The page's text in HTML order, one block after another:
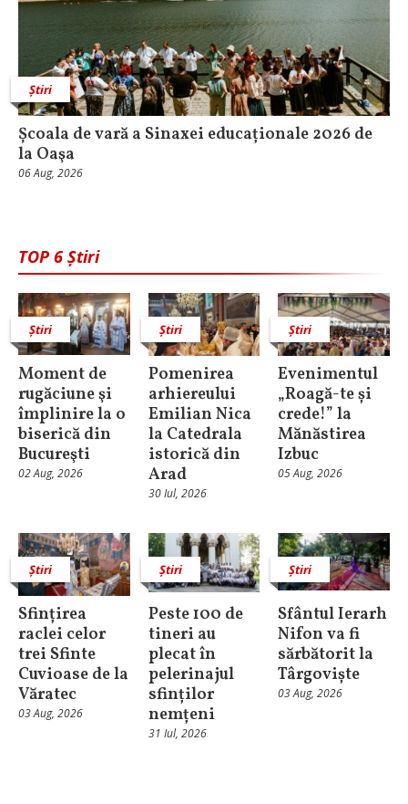
Știri
Școala de vară a Sinaxei educaționale 2026 de
la Oaşa
06 Aug, 2026
TOP 6 Știri
Știri
Moment de
rugăciune şi
împlinire la o
biserică din
Bucureşti
02 Aug, 2026
Știri
Pomenirea
arhiereului
Emilian Nica
la Catedrala
istorică din
Arad
30 Iul, 2026
Știri
Evenimentul
„Roagă-te și
crede!” la
Mănăstirea
Izbuc
05 Aug, 2026
Știri
Sfințirea
raclei celor
trei Sfinte
Cuvioase de la
Văratec
03 Aug, 2026
Știri
Peste 100 de
tineri au
plecat în
pelerinajul
sfinților
nemțeni
31 Iul, 2026
Știri
Sfântul Ierarh
Nifon va fi
sărbătorit la
Târgoviște
03 Aug, 2026